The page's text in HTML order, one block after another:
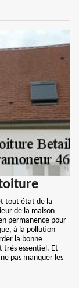
tout état de la
de la maison
permanence pour
à la pollution
la bonne
très essentiel. Et
pas manquer les